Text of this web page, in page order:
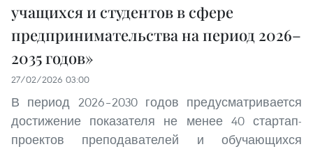
учащихся и студентов в сфере
предпринимательства на период 2026–
2035 годов»
27/02/2026 03:00
В период 2026–2030 годов предусматривается
достижение показателя не менее 40 стартап-
проектов преподавателей и обучающихся